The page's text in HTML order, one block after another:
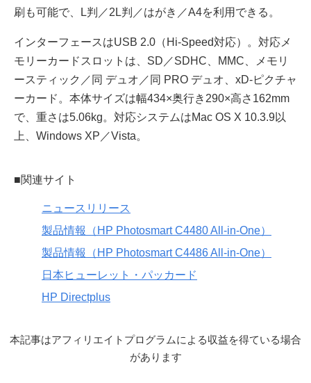
刷も可能で、L判／2L判／はがき／A4を利用できる。
インターフェースはUSB 2.0（Hi-Speed対応）。対応メ
モリーカードスロットは、SD／SDHC、MMC、メモリ
ースティック／同 デュオ／同 PRO デュオ、xD-ピクチャ
ーカード。本体サイズは幅434×奥行き290×高さ162mm
で、重さは5.06kg。対応システムはMac OS X 10.3.9以
上、Windows XP／Vista。
■関連サイト
ニュースリリース
製品情報（HP Photosmart C4480 All-in-One）
製品情報（HP Photosmart C4486 All-in-One）
日本ヒューレット・パッカード
HP Directplus
本記事はアフィリエイトプログラムによる収益を得ている場合
があります